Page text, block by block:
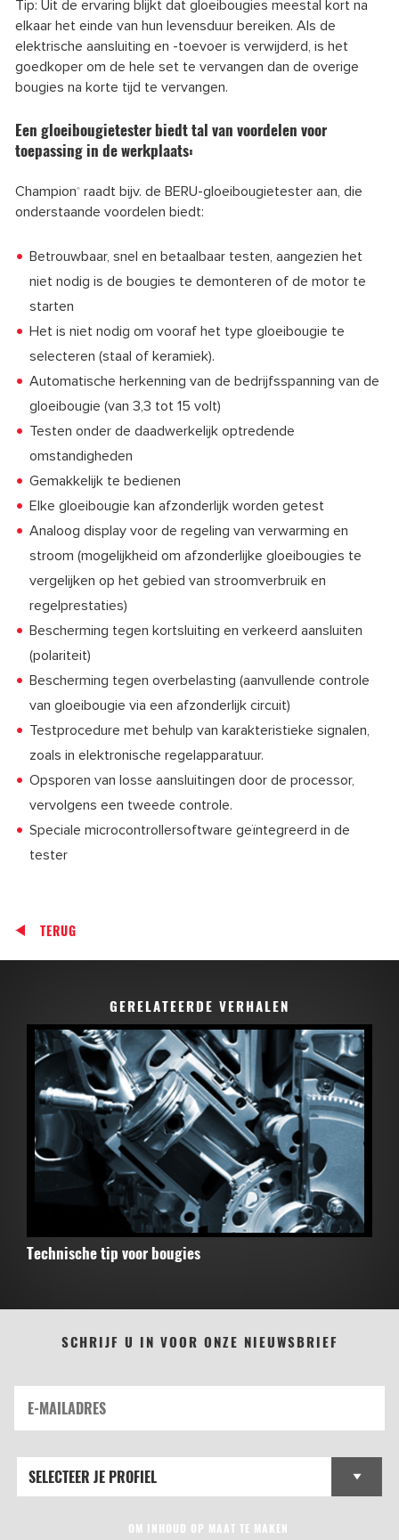
Tip: Uit de ervaring blijkt dat gloeibougies meestal kort na
elkaar het einde van hun levensduur bereiken. Als de
elektrische aansluiting en -toevoer is verwijderd, is het
goedkoper om de hele set te vervangen dan de overige
bougies na korte tijd te vervangen.
Een gloeibougietester biedt tal van voordelen voor
toepassing in de werkplaats:
Champion® raadt bijv. de BERU-gloeibougietester aan, die
onderstaande voordelen biedt:
Betrouwbaar, snel en betaalbaar testen, aangezien het
niet nodig is de bougies te demonteren of de motor te
starten
Het is niet nodig om vooraf het type gloeibougie te
selecteren (staal of keramiek).
Automatische herkenning van de bedrijfsspanning van de
gloeibougie (van 3,3 tot 15 volt)
Testen onder de daadwerkelijk optredende
omstandigheden
Gemakkelijk te bedienen
Elke gloeibougie kan afzonderlijk worden getest
Analoog display voor de regeling van verwarming en
stroom (mogelijkheid om afzonderlijke gloeibougies te
vergelijken op het gebied van stroomverbruik en
regelprestaties)
Bescherming tegen kortsluiting en verkeerd aansluiten
(polariteit)
Bescherming tegen overbelasting (aanvullende controle
van gloeibougie via een afzonderlijk circuit)
Testprocedure met behulp van karakteristieke signalen,
zoals in elektronische regelapparatuur.
Opsporen van losse aansluitingen door de processor,
vervolgens een tweede controle.
Speciale microcontrollersoftware geïntegreerd in de
tester
TERUG
GERELATEERDE VERHALEN
Technische tip voor bougies
SCHRIJF U IN VOOR ONZE NIEUWSBRIEF
OM INHOUD OP MAAT TE MAKEN